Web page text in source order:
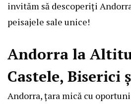
invităm să descoperiți
peisajele sale unice!
Andorra la
Castele, Biserici
Andorra, țara mică cu